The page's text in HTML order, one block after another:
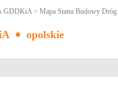
GDDKiA> Mapa Stanu Budowy Dróg
opolskie